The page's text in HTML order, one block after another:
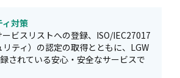
ィ対策
ビスリストへの登録、ISO/IEC27017
リティ）の認定の取得とともに、LGW
されている安心・安全なサービスで